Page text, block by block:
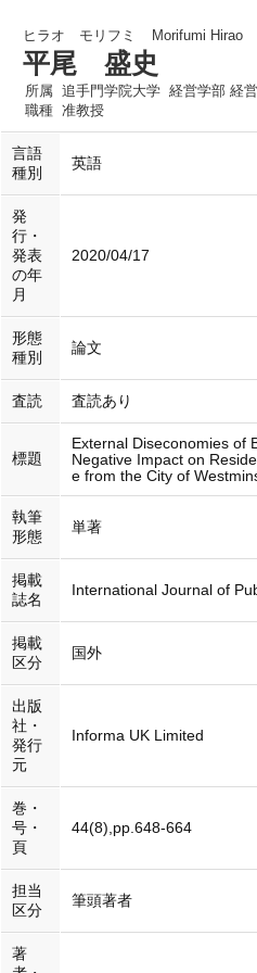
ヒラオ モリフミ Morifumi Hirao
平尾 盛史
所属 追手門学院大学 経営学部 経
職種 准教授
言語
種別
英語
発
行・
発表
の年
月
2020/04/17
形態
種別
論文
査読 査読あり
標題
External Diseconomies of
Negative Impact on
e from the City of
執筆
形態
単著
掲載
誌名
International Journal of
掲載
区分
国外
出版
社・
発行
元
Informa UK Limited
巻・
号・
頁
44(8),pp.648-664
担当
区分
筆頭著者
著